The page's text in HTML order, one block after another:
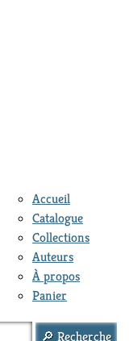
Accueil
Catalogue
Collections
Auteurs
À propos
Panier